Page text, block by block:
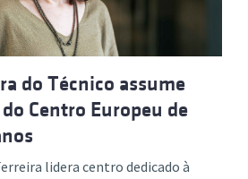
do Técnico assume
Centro Europeu de
lidera centro dedicado à